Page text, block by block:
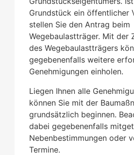
Grundstück ein öffentlicher
stellen Sie den Antrag beim
Wegebaulastträger. Mit der
des Wegebaulastträgers
gegebenenfalls weitere
Genehmigungen einholen.
Liegen Ihnen alle
können Sie mit der
grundsätzlich beginnen.
dabei gegebenenfalls
Nebenbestimmungen oder
Termine.